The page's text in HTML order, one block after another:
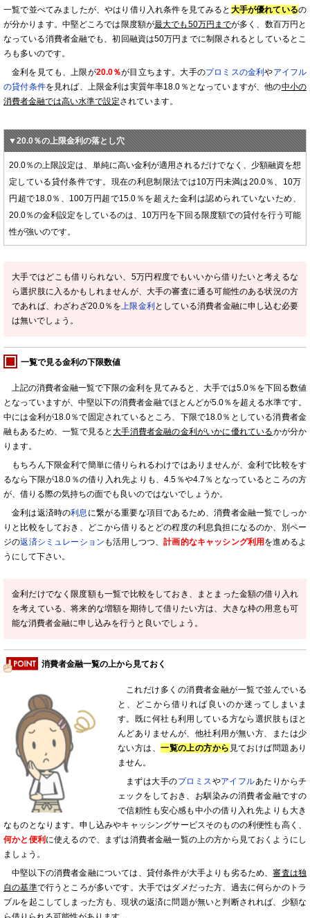
一覧で並べてみましたが、やはり借り入れ条件を見てみると 大手が優れているの
が分かります。中堅どころでは限度額が最大でも50万円までが多く、数百万円と
なっている消費者金融でも、初回融資は50万円までに制限されるとしているとこ
ろも多いのです。
金利を見ても、上限が20.0％が目立ちます。大手のプロミスの金利やアイフル
の貸付条件を見れば、上限金利は実質年率18.0％となっていますが、他の中小の
消費者金融では高い水準で設定されています。
▼20.0％の上限金利の落とし穴
20.0％の上限設定は、単純に高い金利が適用されるだけでなく、少額融資を想
定している貸付条件です。現在の利息制限法では10万円未満は20.0％、10万
円超で18.0％、100万円超で15.0％を超えた金利は認められていないため、
20.0％の金利設定をしているのは、10万円を下回る限度額での貸付を行う可能
性が強いのです。
大手ではどこも借りられない、5万円程度でもいいから借りたいと考えるな
ら選択肢に入るかもしれませんが、大手の審査に通る可能性のある状況の方
であれば、わざわざ20.0％を 上限金利 としている消費者金融に申し込む必要
は無いでしょう。
一覧で見る金利の下限数値
上記の消費者金融一覧で下限の金利を見てみると、大手では5.0％を下回る数値
となっていますが、中堅以下の消費者金融でほとんどが5.0％を超える水準です。
中には金利が18.0％で固定されているところ、下限で18.0％としている消費者金
融もあるため、一覧で見ると大手消費者金融の金利がいかに優れているかが分か
ります。
もちろん下限金利で簡単に借りられるわけではありませんが、金利で比較をす
るなら下限が18.0％の借り入れ先よりも、4.5％や4.7％となっているところの方
が、借りる際の気持ちの面でも良いのではないでしょうか。
金利は返済時の利息 に繋がる重要な項目であるため、消費者金融一覧でしっか
りと比較をしておき、どこから借りるとどの程度の利息負担になるのか、別ペー
ジの返済シミュレーション も活用しつつ、計画的なキャッシング利用を進めるよ
うにして下さい。
金利だけでなく限度額も一覧で比較をしておき、まとまった金額の借り入れ
を考えている、将来的な増額を期待して借りたい方は、大きな枠の用意も可
能な消費者金融に申し込みを行うと良いでしょう。
消費者金融一覧の上から見ておく
これだけ多くの消費者金融が一覧で並んでいる
と、どこから借りれば良いのか迷ってしまいま
す。既に何社も利用している方なら選択肢もほと
んどありませんが、他社利用が無い方、または少
ない方は、一覧の上の方から 見ておけば問題あり
ません。
まずは大手のプロミス やアイフルあたりからチ
ェックをしておき、お馴染みの消費者金融ですの
で信頼性も安心感も中小の借り入れ先よりも大き
なものとなります。申し込みやキャッシングサービスそのものの利便性も高く、
何かと便利 に使えるので、まずは消費者金融一覧の上の方から見ておくようにし
ましょう。
中堅以下の消費者金融については、貸付条件が大手よりも劣るため、審査は独
自の基準で行うところが多いです。大手ではダメだった方、過去に何らかのトラ
ブルを起こしてしまった方も、現状の返済に問題が無いと判断されれば、少額な